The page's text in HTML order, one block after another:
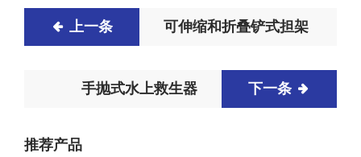
上一条 可伸缩和折叠铲式担架
下一条
手抛式水上救生器
推荐产品